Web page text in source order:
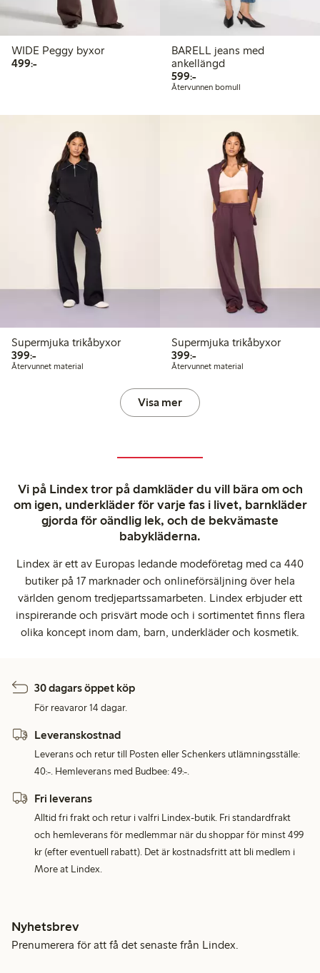
WIDE Peggy byxor
499:-499,00 kr
BARELL jeans med
ankellängd
599:-599,00 kr
Återvunnen bomull
Supermjuka trikåbyxor
399:-399,00 kr
Återvunnet material
Supermjuka trikåbyxor
399:-399,00 kr
Återvunnet material
Visa mer
Vi på Lindex tror på damkläder du vill bära om och
om igen, underkläder för varje fas i livet, barnkläder
gjorda för oändlig lek, och de bekvämaste
babykläderna.
Lindex är ett av Europas ledande modeföretag med ca 440
butiker på 17 marknader och onlineförsäljning över hela
världen genom tredjepartssamarbeten. Lindex erbjuder ett
inspirerande och prisvärt mode och i sortimentet finns flera
olika koncept inom dam, barn, underkläder och kosmetik.
30 dagars öppet köp
För reavaror 14 dagar.
Leveranskostnad
Leverans och retur till Posten eller Schenkers utlämningsställe:
40:-. Hemleverans med Budbee: 49:-.
Fri leverans
Alltid fri frakt och retur i valfri Lindex-butik. Fri standardfrakt
och hemleverans för medlemmar när du shoppar för minst 499
kr (efter eventuell rabatt). Det är kostnadsfritt att bli medlem i
More at Lindex.
Nyhetsbrev
Prenumerera för att få det senaste från Lindex.